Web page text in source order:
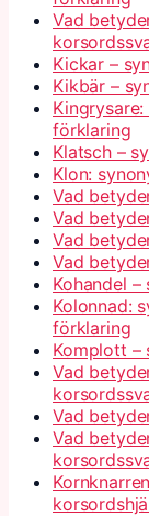
Vad
Kickar –
Kikbär –
förklaring
Klatsch –
Klon:
Vad
Vad
Vad
Vad
Kohandel
Kolonnad:
förklaring
Komplott –
Vad
Vad
Vad